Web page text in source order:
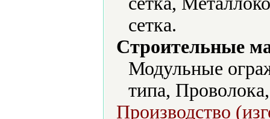
сетка.
Строительные
Модульные
типа,
Производство